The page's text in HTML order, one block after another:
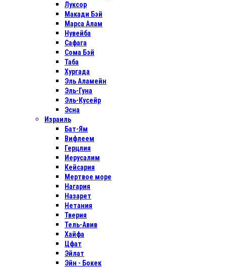
Луксор
Макади Бэй
Марса Алам
Нувейба
Сафага
Сома Бэй
Таба
Хургада
Эль Аламейн
Эль-Гуна
Эль-Кусейр
Эсна
Израиль
Бат-Ям
Вифлеем
Герцлия
Иерусалим
Кейсария
Мертвое море
Нагария
Назарет
Нетания
Тверия
Тель-Авив
Хайфа
Цфат
Эйлат
Эйн - Бокек